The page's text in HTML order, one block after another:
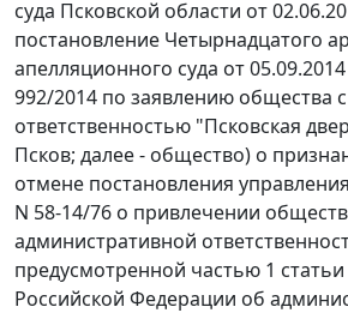
суда Псковской области от
постановление Четырнадцатого
апелляционного суда от
992/2014 по заявлению общества
ответственностью "Псковская
Псков; далее - общество) о
отмене постановления
N 58-14/76 о привлечении
административной
предусмотренной частью 1
Российской Федерации об